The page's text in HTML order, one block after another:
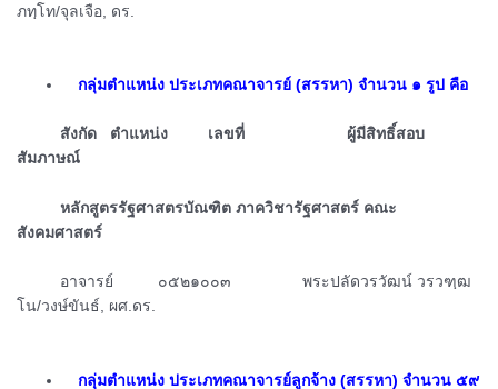
ภทฺโท/จุลเจือ, ดร.
ᅠกลุ่มตำแหน่ง ประเภทคณาจารย์ (สรรหา) จำนวน ๑ รูป คือ
ᅠᅠᅠสังกัด ตำแหน่ง เลขที่ ผู้มีสิทธิ์สอบ
สัมภาษณ์
ᅠᅠᅠหลักสูตรรัฐศาสตรบัณฑิต ภาควิชารัฐศาสตร์ คณะ
สังคมศาสตร์
ᅠᅠᅠอาจารย์ ๐๕๒๑๐๐๓ พระปลัดวรวัฒน์ วรวฑฺฒ
โน/วงษ์ขันธ์, ผศ.ดร.
ᅠกลุ่มตำแหน่ง ประเภทคณาจารย์ลูกจ้าง (สรรหา) จำนวน ๕๙